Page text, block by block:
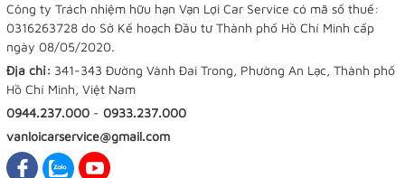
Công ty Trách nhiệm hữu hạn Vạn Lợi Car Service có mã số thuế:
0316263728 do Sở Kế hoạch Đầu tư Thành phố Hồ Chí Minh cấp
ngày 08/05/2020.
Địa chỉ: 341-343 Đường Vành Đai Trong, Phường An Lạc, Thành phố
Hồ Chí Minh, Việt Nam
0944.237.000 - 0933.237.000
vanloicarservice@gmail.com